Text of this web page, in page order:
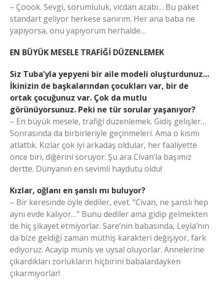
– Çoook. Sevgi, sorumluluk, vicdan azabı… Bu paket
standart geliyor herkese sanırım. Her ana baba ne
yapıyorsa, onu yapıyorum herhalde…
EN BÜYÜK MESELE TRAFİĞİ DÜZENLEMEK
Siz Tuba’yla yepyeni bir aile modeli oluşturdunuz…
İkinizin de başkalarından çocukları var, bir de
ortak çocuğunuz var. Çok da mutlu
görünüyorsunuz. Peki ne tür sorular yaşanıyor?
– En büyük mesele, trafiği düzenlemek. Gidiş gelişler…
Sonrasında da birbirleriyle geçinmeleri. Ama o kısmı
atlattık. Kızlar çok iyi arkadaş oldular, her faaliyette
önce biri, diğerini soruyor. Şu ara Civan’la başımız
dertte. Dünyanın en sevimli haydutu oldu!
Kızlar, oğlanı en şanslı mı buluyor?
– Bir keresinde öyle dediler, evet. “Civan, ne şanslı hep
aynı evde kalıyor…” Bunu dediler ama gidip gelmekten
de hiç şikayet etmiyorlar. Sare’nin babasında, Leyla’nın
da bize geldiği zaman müthiş karakteri değişiyor, fark
ediyoruz. Acayip munis ve uysal oluyorlar. Annelerine
çıkardıkları zorlukların hiçbirini babalardayken
çıkarmıyorlar!